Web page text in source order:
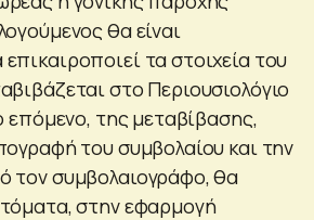
θα είναι
τα στοιχεία του
στο Περιουσιολόγιο
επόμενο, της μεταβίβασης,
του συμβολαίου και την
τον συμβολαιογράφο, θα
στην εφαρμογή